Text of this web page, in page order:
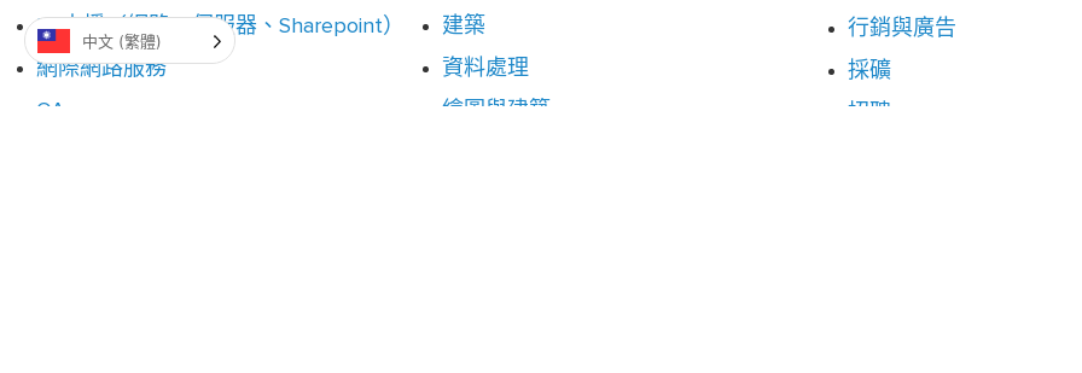
IT 支援（網路、伺服器、Sharepoint）
網際網路服務
QA
建築
資料處理
繪圖與建築
行銷與廣告
採礦
招聘
中文 (繁體)